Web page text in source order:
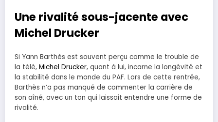
Une rivalité sous-jacente avec
Michel Drucker
Si Yann Barthès est souvent perçu comme le trouble de
la télé, Michel Drucker, quant à lui, incarne la longévité et
la stabilité dans le monde du PAF. Lors de cette rentrée,
Barthès n’a pas manqué de commenter la carrière de
son aîné, avec un ton qui laissait entendre une forme de
rivalité.